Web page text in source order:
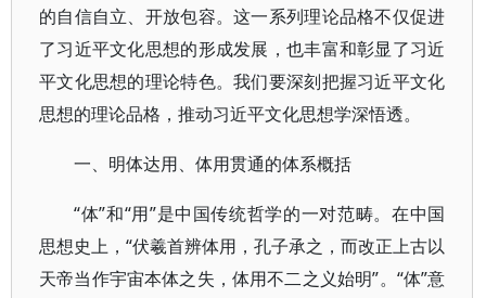
的自信自立、开放包容。这一系列理论品格不仅促进
了习近平文化思想的形成发展，也丰富和彰显了习近
平文化思想的理论特色。我们要深刻把握习近平文化
思想的理论品格，推动习近平文化思想学深悟透。
一、明体达用、体用贯通的体系概括
“体”和“用”是中国传统哲学的一对范畴。在中国
思想史上，“伏羲首辨体用，孔子承之，而改正上古以
天帝当作宇宙本体之失，体用不二之义始明”。“体”意